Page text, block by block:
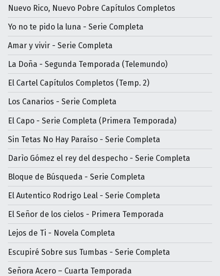
Nuevo Rico, Nuevo Pobre Capítulos Completos
Yo no te pido la luna - Serie Completa
Amar y vivir - Serie Completa
La Doña - Segunda Temporada (Telemundo)
El Cartel Capítulos Completos (Temp. 2)
Los Canarios - Serie Completa
El Capo - Serie Completa (Primera Temporada)
Sin Tetas No Hay Paraíso - Serie Completa
Darìo Gómez el rey del despecho - Serie Completa
Bloque de Búsqueda - Serie Completa
El Autentico Rodrigo Leal - Serie Completa
El Señor de los cielos - Primera Temporada
Lejos de Ti - Novela Completa
Escupiré Sobre sus Tumbas - Serie Completa
Señora Acero – Cuarta Temporada